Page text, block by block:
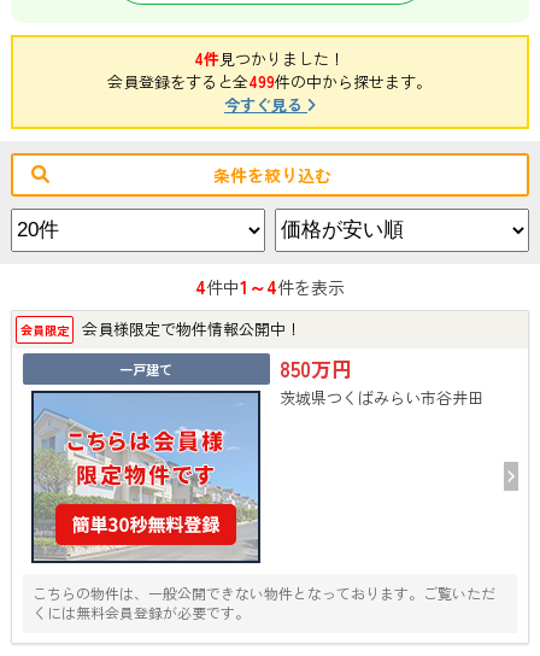
4件見つかりました！
会員登録をすると全499件の中から探せます。
今すぐ見る
条件を絞り込む
4件中1～4件を表示
会員限定 会員様限定で物件情報公開中！
一戸建て 850万円
茨城県つくばみらい市谷井田
こちらの物件は、一般公開できない物件となっております。ご覧いただ
くには無料会員登録が必要です。